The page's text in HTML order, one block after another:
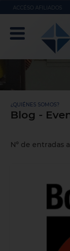
ACCÉSO AFILIADOS
¿QUIÉNES SOMOS?
Blog -
Nº de entradas